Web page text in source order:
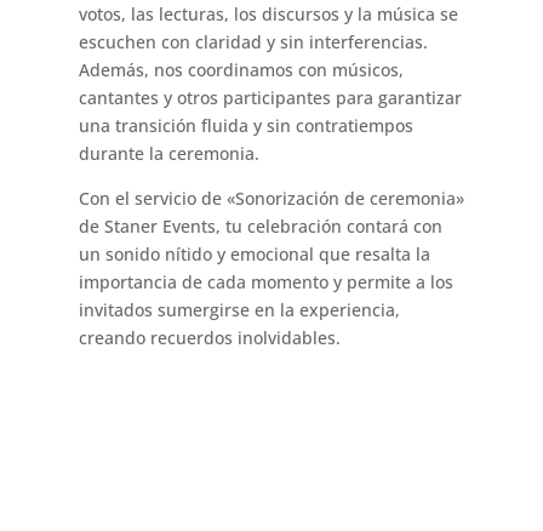
votos, las lecturas, los discursos y la música se
escuchen con claridad y sin interferencias.
Además, nos coordinamos con músicos,
cantantes y otros participantes para garantizar
una transición fluida y sin contratiempos
durante la ceremonia.
Con el servicio de «Sonorización de ceremonia»
de Staner Events, tu celebración contará con
un sonido nítido y emocional que resalta la
importancia de cada momento y permite a los
invitados sumergirse en la experiencia,
creando recuerdos inolvidables.